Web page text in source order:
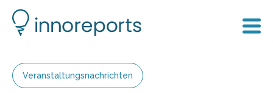
Veranstaltungsnachrichten